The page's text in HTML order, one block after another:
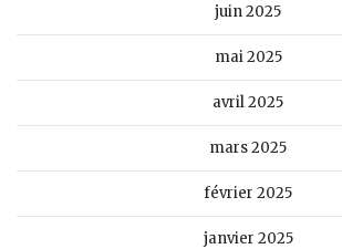
juin 2025
mai 2025
avril 2025
mars 2025
février 2025
janvier 2025